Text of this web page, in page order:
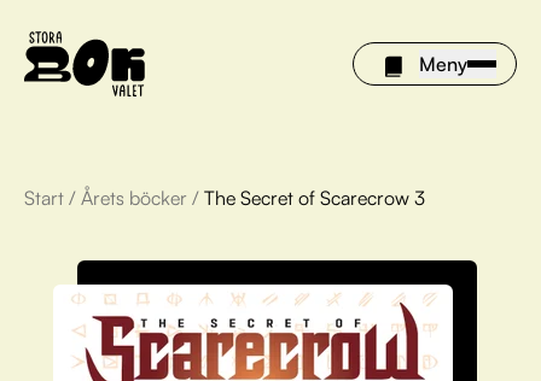
Meny
Årets böcker
Om Stora bokvalet
Olivia tipsar
Start / Årets böcker / The Secret of Scarecrow 3